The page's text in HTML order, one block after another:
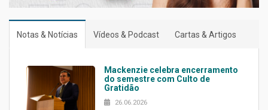
Notas & Notícias Vídeos & Podcast Cartas & Artigos
Mackenzie celebra encerramento
do semestre com Culto de
Gratidão
26.06.2026